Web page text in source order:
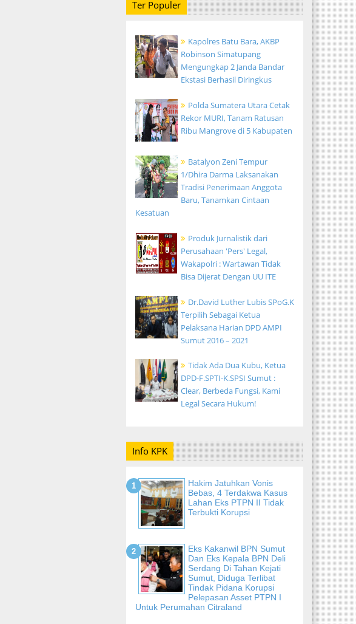
Ter Populer
Kapolres Batu Bara, AKBP
Robinson Simatupang
Mengungkap 2 Janda Bandar
Ekstasi Berhasil Diringkus
Polda Sumatera Utara Cetak
Rekor MURI, Tanam Ratusan
Ribu Mangrove di 5 Kabupaten
Batalyon Zeni Tempur
1/Dhira Darma Laksanakan
Tradisi Penerimaan Anggota
Baru, Tanamkan Cintaan
Kesatuan
Produk Jurnalistik dari
Perusahaan 'Pers' Legal,
Wakapolri : Wartawan Tidak
Bisa Dijerat Dengan UU ITE
Dr.David Luther Lubis SPoG.K
Terpilih Sebagai Ketua
Pelaksana Harian DPD AMPI
Sumut 2016 – 2021
Tidak Ada Dua Kubu, Ketua
DPD-F.SPTI-K.SPSI Sumut :
Clear, Berbeda Fungsi, Kami
Legal Secara Hukum!
Info KPK
Hakim Jatuhkan Vonis
Bebas, 4 Terdakwa Kasus
Lahan Eks PTPN II Tidak
Terbukti Korupsi
Eks Kakanwil BPN Sumut
Dan Eks Kepala BPN Deli
Serdang Di Tahan Kejati
Sumut, Diduga Terlibat
Tindak Pidana Korupsi
Pelepasan Asset PTPN I
Untuk Perumahan Citraland